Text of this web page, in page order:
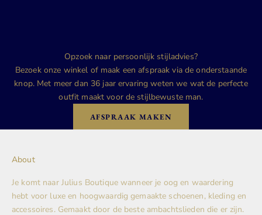
Opzoek naar persoonlijk stijladvies?
Bezoek onze winkel of maak een afspraak via de onderstaande
knop. Met meer dan 36 jaar ervaring weten we wat de perfecte
outfit maakt voor de stijlbewuste man.
AFSPRAAK MAKEN
About
Je komt naar Julius Boutique wanneer je oog en waardering
hebt voor luxe en hoogwaardig gemaakte schoenen, kleding en
accessoires. Gemaakt door de beste ambachtslieden die er zijn.